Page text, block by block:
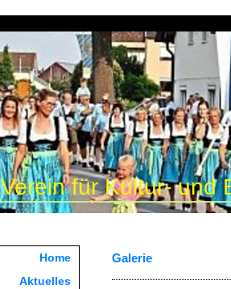
Verein für Kultur- und
Galerie
Home
Aktuelles